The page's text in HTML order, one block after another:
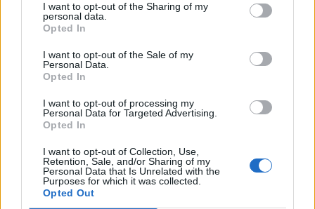
I want to opt-out of the Sharing of my
personal data.
Opted In
I want to opt-out of the Sale of my
Personal Data.
Opted In
I want to opt-out of processing my
Personal Data for Targeted Advertising.
Opted In
I want to opt-out of Collection, Use,
Retention, Sale, and/or Sharing of my
Personal Data that Is Unrelated with the
Purposes for which it was collected.
Opted Out
Μπαρτόλο στο 28’, ενώ το τρίποντο το…
21 Μαΐου 2026 20:58